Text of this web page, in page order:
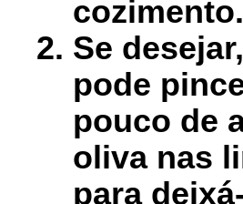
cozimento.
Se
pode
pouco de
oliva nas
para